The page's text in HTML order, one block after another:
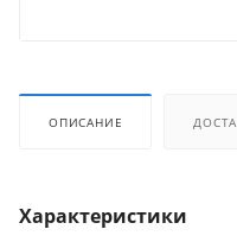
ОПИСАНИЕ
Характеристики